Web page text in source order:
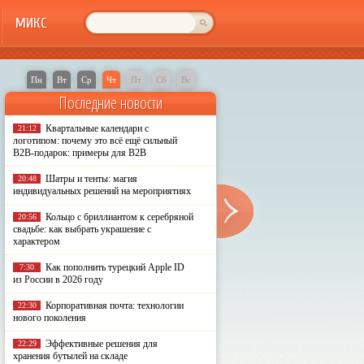
МИКС
Пн Вт Ср Чт Пт Сб Вс
Последние новости
21:12
Квартальные календари с
логотипом: почему это всё ещё сильный
B2B-подарок: примеры для B2B
20:48
Шатры и тенты: магия
индивидуальных решений на мероприятиях
20:56
Кольцо с бриллиантом к серебряной
свадьбе: как выбрать украшение с
характером
7:30
Как пополнить турецкий Apple ID
из России в 2026 году
22:30
Корпоративная почта: технологии
нового поколения
22:29
Эффективные решения для
хранения бутылей на складе